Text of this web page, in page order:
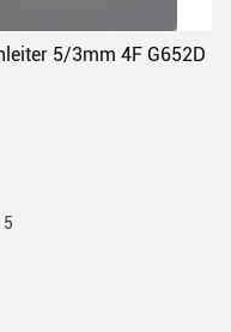
5/3mm 4F G652D